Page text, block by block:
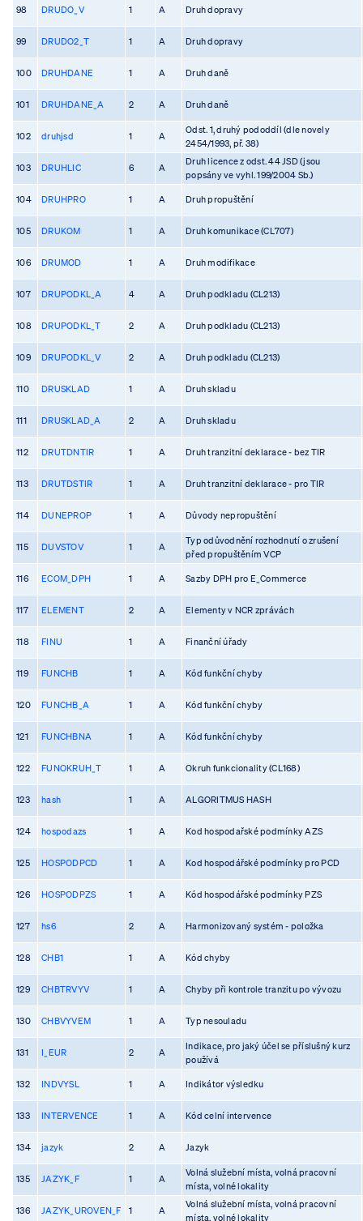
98 DRUDO_V 1 A Druh dopravy
99 DRUDO2_T 1 A Druh dopravy
100 DRUHDANE 1 A Druh daně
101 DRUHDANE_A 2 A Druh daně
102 druhjsd 1 A
Odst. 1, druhý pododdíl (dle novely
2454/1993, př. 38)
103 DRUHLIC 6 A
Druh licence z odst. 44 JSD (jsou
popsány ve vyhl. 199/2004 Sb.)
104 DRUHPRO 1 A Druh propuštění
105 DRUKOM 1 A Druh komunikace (CL707)
106 DRUMOD 1 A Druh modifikace
107 DRUPODKL_A 4 A Druh podkladu (CL213)
108 DRUPODKL_T 2 A Druh podkladu (CL213)
109 DRUPODKL_V 2 A Druh podkladu (CL213)
110 DRUSKLAD 1 A Druh skladu
111 DRUSKLAD_A 2 A Druh skladu
112 DRUTDNTIR 1 A Druh tranzitní deklarace - bez TIR
113 DRUTDSTIR 1 A Druh tranzitní deklarace - pro TIR
114 DUNEPROP 1 A Důvody nepropuštění
115 DUVSTOV 1 A
Typ odůvodnění rozhodnutí o zrušení
před propuštěním VCP
116 ECOM_DPH 1 A Sazby DPH pro E_Commerce
117 ELEMENT 2 A Elementy v NCR zprávách
118 FINU 1 A Finanční úřady
119 FUNCHB 1 A Kód funkční chyby
120 FUNCHB_A 1 A Kód funkční chyby
121 FUNCHBNA 1 A Kód funkční chyby
122 FUNOKRUH_T 1 A Okruh funkcionality (CL168)
123 hash 1 A ALGORITMUS HASH
124 hospodazs 1 A Kod hospodařské podmínky AZS
125 HOSPODPCD 1 A Kod hospodářské podmínky pro PCD
126 HOSPODPZS 1 A Kód hospodářské podmínky PZS
127 hs6 2 A Harmonizovaný systém - položka
128 CHB1 1 A Kód chyby
129 CHBTRVYV 1 A Chyby při kontrole tranzitu po vývozu
130 CHBVYVEM 1 A Typ nesouladu
131 I_EUR 2 A
Indikace, pro jaký účel se příslušný kurz
používá
132 INDVYSL 1 A Indikátor výsledku
133 INTERVENCE 1 A Kód celní intervence
134 jazyk 2 A Jazyk
135 JAZYK_F 1 A
Volná služební místa, volná pracovní
místa, volné lokality
136 JAZYK_UROVEN_F 1 A
Volná služební místa, volná pracovní
místa, volné lokality